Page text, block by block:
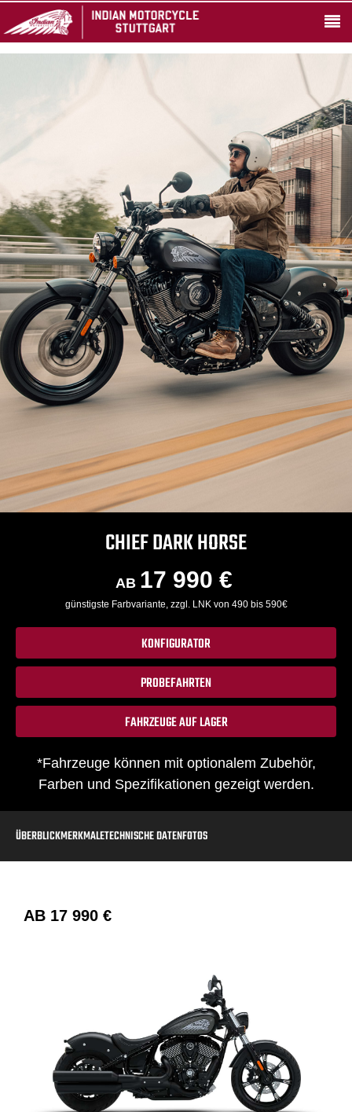
CHIEF DARK HORSE
AB 17 990 €
günstigste Farbvariante, zzgl. LNK von 490 bis 590€
KONFIGURATOR
PROBEFAHRTEN
FAHRZEUGE AUF LAGER
*Fahrzeuge können mit optionalem Zubehör,
Farben und Spezifikationen gezeigt werden.
ÜBERBLICKMERKMALETECHNISCHE DATENFOTOS
AB 17 990 €